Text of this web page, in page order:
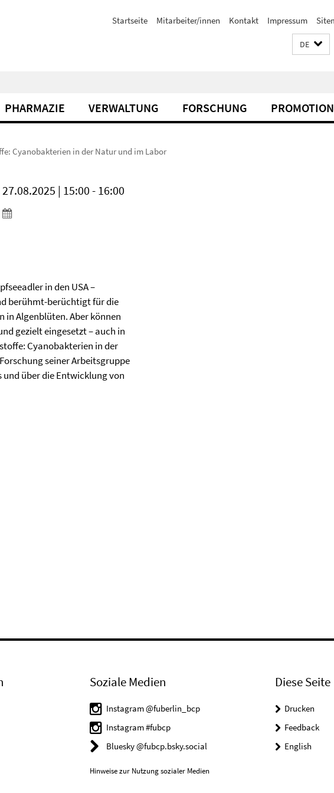
Startseite Mitarbeiter/innen Kontakt Impressum
DE
PHARMAZIE VERWALTUNG FORSCHUNG
Cyanobakterien in der Natur und im Labor
27.08.2025 | 15:00 - 16:00
in den USA –
berühmt-berüchtigt für die
in Algenblüten. Aber können
gezielt eingesetzt – auch in
Cyanobakterien in der
seiner Arbeitsgruppe
über die Entwicklung von
Soziale Medien
Instagram @fuberlin_bcp
Instagram #fubcp
Bluesky @fubcp.bsky.social
Hinweise zur Nutzung sozialer Medien
Diese Seite
Drucken
Feedback
English